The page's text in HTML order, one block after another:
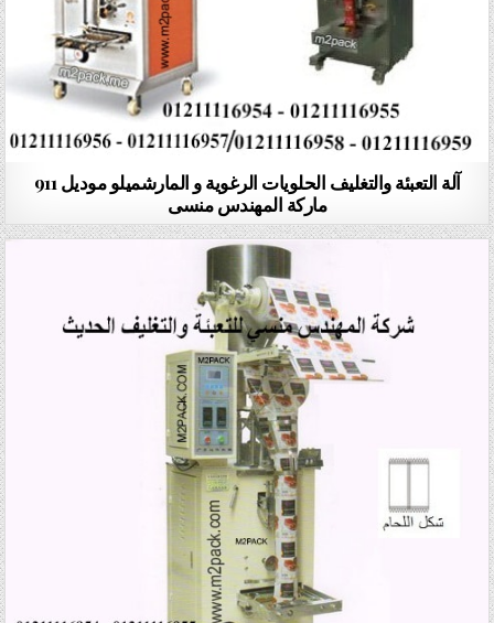
آلة التعبئة والتغليف الحلويات الرغوية و المارشميلو موديل 911
ماركة المهندس منسى